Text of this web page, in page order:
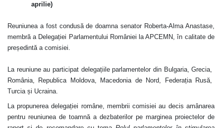
aprilie)
Reuniunea a fost condusă dedoamna senator Roberta-Alma Anastase,
membră a Delegației Parlamentului României la APCEMN, în calitate de
președintă a comisiei.
La reuniune au participat delegațiile parlamentelor din Bulgaria, Grecia,
România, Republica Moldova, Macedonia de Nord, Federația Rusă,
Turcia și Ucraina.
La propunerea delegației române, membrii comisiei au decis amânarea
pentru reuniunea de toamnă a dezbaterilor pe marginea proiectelor de